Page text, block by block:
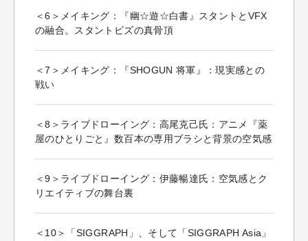
＜6＞メイキング：『幽☆遊☆白書』スタントとVFX
の融合。スタントビズの真骨頂
＜7＞メイキング：『SHOGUN 将軍』：現実感との
戦い
＜8＞ライブドローイング：高尾克己氏：アニメ『薬
屋のひとりごと』数百本の専用ブラシと背景の空気感
＜9＞ライブドローイング：伊藤暢達氏：空気感とク
リエイティブの舞台裏
＜10＞「SIGGRAPH」、そして「SIGGRAPH Asia」